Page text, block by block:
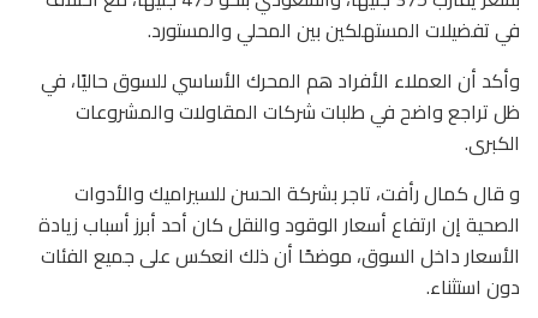
في تفضيلات المستهلكين بين المحلي والمستورد.
وأكد أن العملاء الأفراد هم المحرك الأساسي للسوق حاليًا، في
ظل تراجع واضح في طلبات شركات المقاولات والمشروعات
الكبرى.
و قال كمال رأفت، تاجر بشركة الحسن للسيراميك والأدوات
الصحية إن ارتفاع أسعار الوقود والنقل كان أحد أبرز أسباب زيادة
الأسعار داخل السوق، موضحًا أن ذلك انعكس على جميع الفئات
دون استثناء.